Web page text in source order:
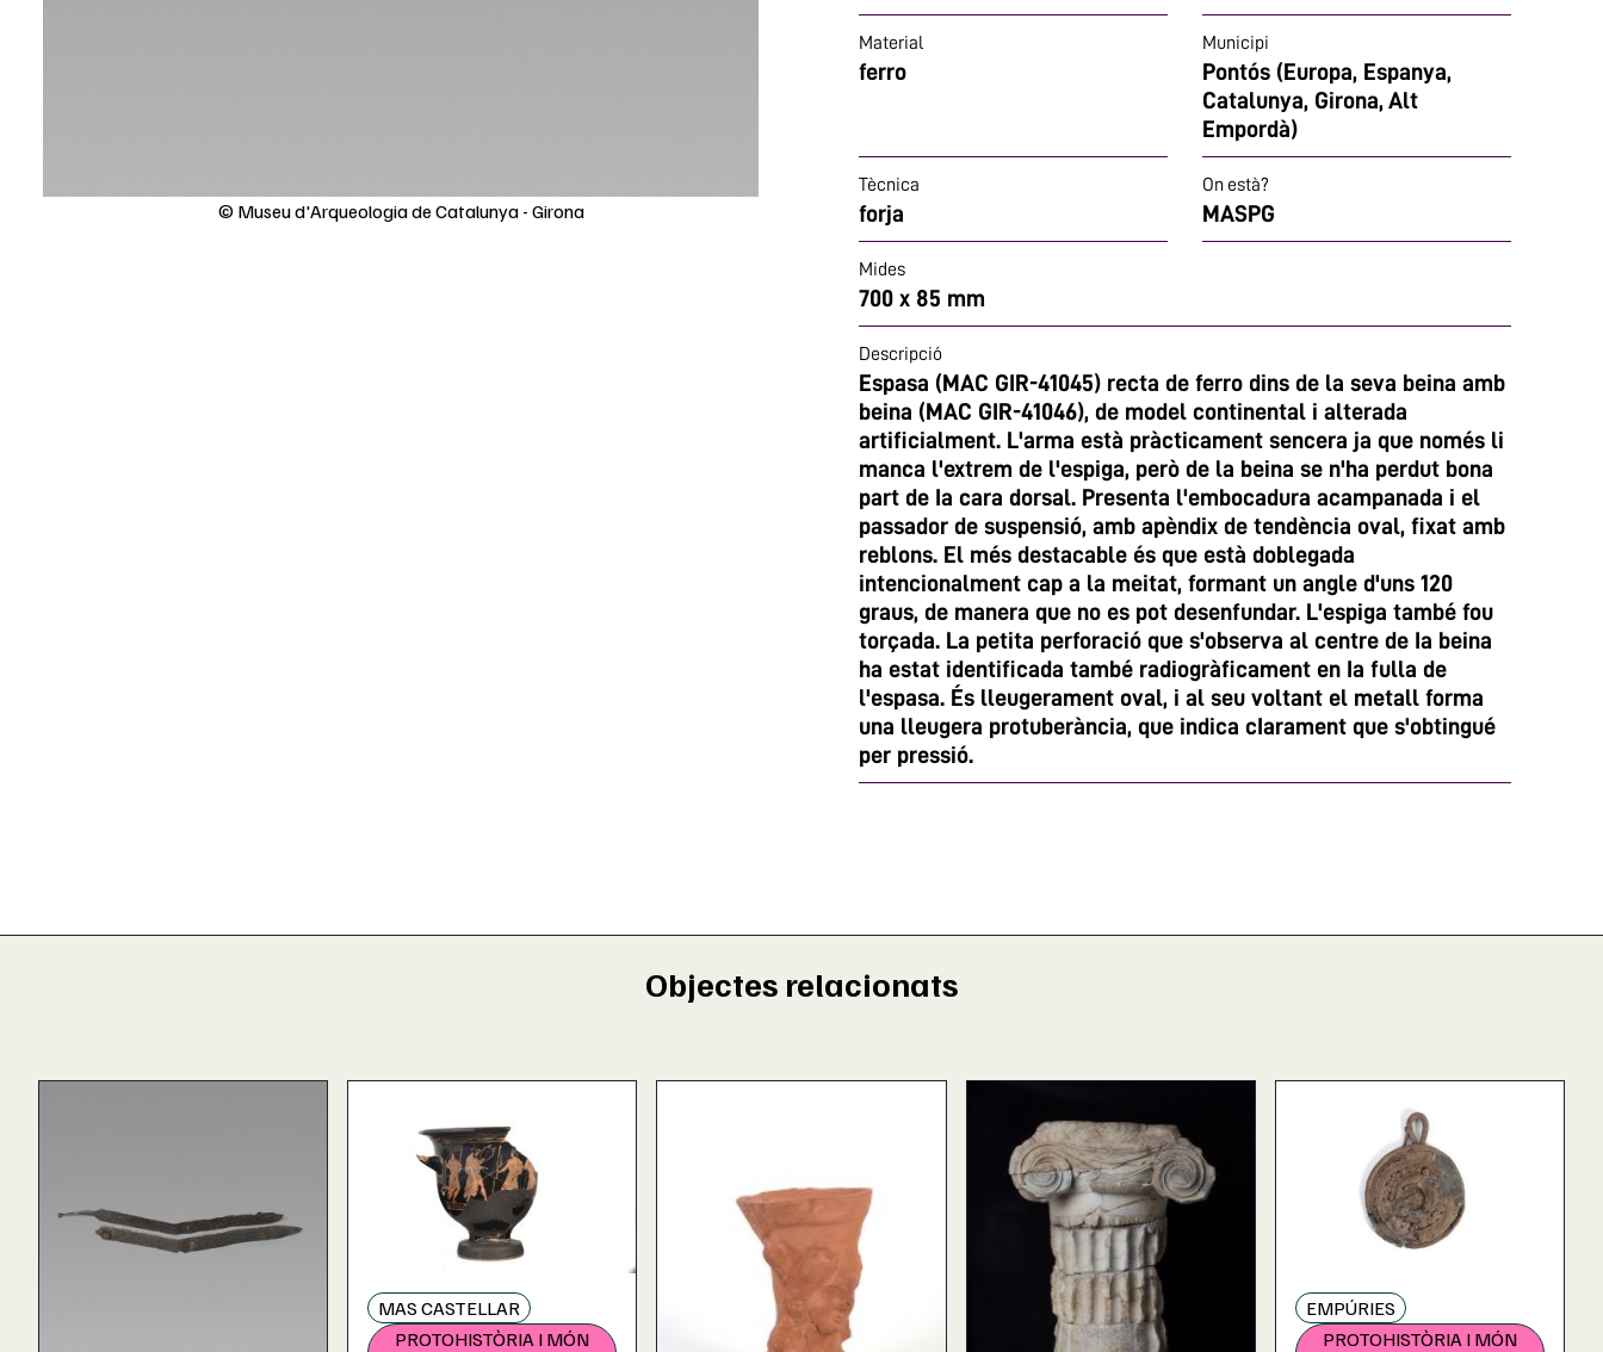
© Museu d'Arqueologia de Catalunya - Girona
Material
ferro
Municipi
Pontós (Europa, Espanya,
Catalunya, Girona, Alt
Empordà)
Tècnica
forja
On està?
MASPG
Mides
700 x 85 mm
Descripció
Espasa (MAC GIR-41045) recta de ferro dins de la seva beina amb
beina (MAC GIR-41046), de model continental i alterada
artificialment. L'arma està pràcticament sencera ja que només li
manca l'extrem de l'espiga, però de la beina se n'ha perdut bona
part de Ia cara dorsal. Presenta l'embocadura acampanada i el
passador de suspensió, amb apèndix de tendència oval, fixat amb
reblons. El més destacable és que està doblegada
intencionalment cap a la meitat, formant un angle d'uns 120
graus, de manera que no es pot desenfundar. L'espiga també fou
torçada. La petita perforació que s'observa al centre de Ia beina
ha estat identificada també radiogràficament en Ia fulla de
l'espasa. És lleugerament oval, i al seu voltant el metall forma
una lleugera protuberància, que indica cIarament que s'obtingué
per pressió.
Objectes relacionats
MAS CASTELLAR
PROTOHISTÒRIA I MÓN
EMPÚRIES
PROTOHISTÒRIA I MÓN